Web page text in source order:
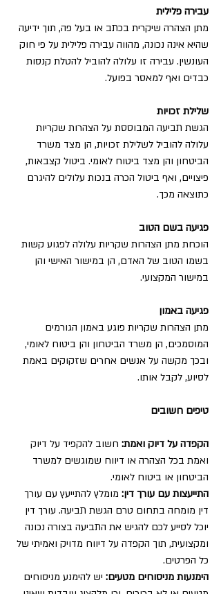
עבירה פלילית
מתן הצהרה שיקרית בכתב או בעל פה, תוך ידיעה
שהיא אינה נכונה, מהווה עבירה פלילית על פי חוק
העונשין. עבירה זו עלולה להוביל להטלת קנסות
כבדים ואף למאסר בפועל.
שלילת זכויות
הגשת תביעה המבוססת על הצהרות שקריות
עלולה להוביל לשלילת זכויות, הן מצד משרד
הביטחון והן מצד ביטוח לאומי. ביטול קצבאות,
פיצויים, ואף ביטול הכרה בנכות עלולים להיגרם
כתוצאה מכך.
פגיעה בשם הטוב
הוכחת מתן הצהרות שקריות עלולה לפגוע קשות
בשמו הטוב של האדם, הן במישור האישי והן
במישור המקצועי.
פגיעה באמון
מתן הצהרות שקריות פוגע באמון הגורמים
המוסמכים, הן משרד הביטחון והן ביטוח לאומי,
ובכך מקשה על אנשים אחרים שזקוקים באמת
לסיוע, לקבל אותו.
טיפים חשובים
הקפדה על דיוק ואמת: חשוב להקפיד על דיוק
ואמת בכל הצהרה או דיווח שמוגשים למשרד
הביטחון או ביטוח לאומי.
התייעצות עם עורך דין: מומלץ להתייעץ עם עורך
דין מומחה בתחום טרם הגשת תביעה. עורך דין
יוכל לסייע לכם להגיש את התביעה בצורה נכונה
ומקצועית, תוך הקפדה על דיווח מדויק ואמיתי של
כל הפרטים.
הימנעות מניסוחים מטעים: יש להימנע מניסוחים